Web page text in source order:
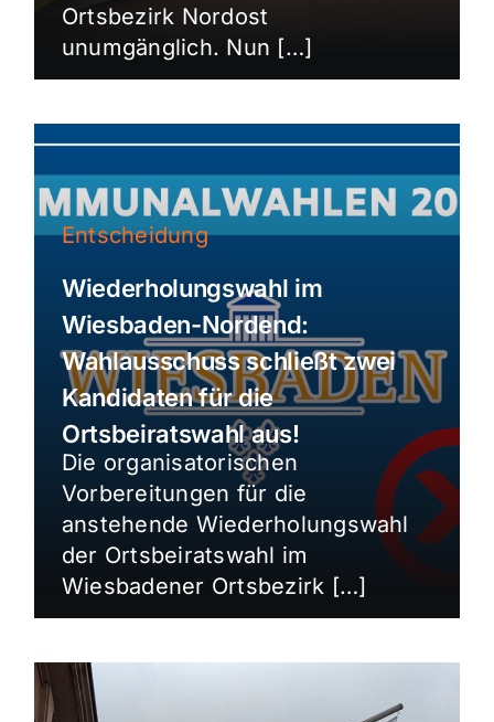
Ortsbezirk Nordost
unumgänglich. Nun […]
Entscheidung
Wiederholungswahl im
Wiesbaden-Nordend:
Wahlausschuss schließt zwei
Kandidaten für die
Ortsbeiratswahl aus!
Die organisatorischen
Vorbereitungen für die
anstehende Wiederholungswahl
der Ortsbeiratswahl im
Wiesbadener Ortsbezirk […]